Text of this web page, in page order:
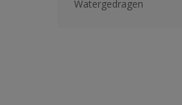
Watergedragen